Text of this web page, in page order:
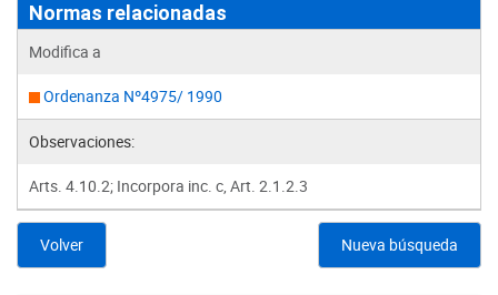
Normas relacionadas
Modifica a
Ordenanza Nº4975/ 1990
Observaciones:
Arts. 4.10.2; Incorpora inc. c, Art. 2.1.2.3
Volver Nueva búsqueda